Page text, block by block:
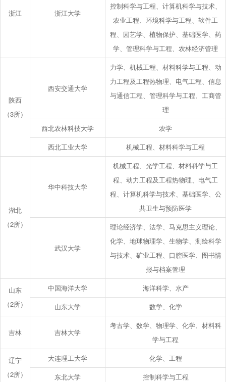
浙江 浙江大学
控制科学与工程、计算机科学与技术、
农业工程、环境科学与工程、软件工
程、园艺学、植物保护、基础医学、药
学、管理科学与工程、农林经济管理
陕西
（3所）
西安交通大学
力学、机械工程、材料科学与工程、动
力工程及工程热物理、电气工程、信息
与通信工程、管理科学与工程、工商管
理
西北农林科技大学
农学
西北工业大学
机械工程、材料科学与工程
湖北
（2所）
华中科技大学
机械工程、光学工程、材料科学与工
程、动力工程及工程热物理、电气工
程、计算机科学与技术、基础医学、公
共卫生与预防医学
武汉大学
理论经济学、法学、马克思主义理论、
化学、地球物理学、生物学、测绘科学
与技术、矿业工程、口腔医学、图书情
报与档案管理
山东
（2所）
中国海洋大学
海洋科学、水产
山东大学
数学、化学
吉林 吉林大学
考古学、数学、物理学、化学、材料科
学与工程
辽宁
（2所）
大连理工大学
化学、工程
东北大学
控制科学与工程